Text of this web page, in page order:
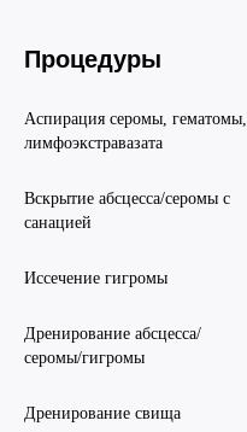
Процедуры
Аспирация серомы, гематомы,
лимфоэкстравазата
Вскрытие абсцесса/серомы с
санацией
Иссечение гигромы
Дренирование абсцесса/
серомы/гигромы
Дренирование свища